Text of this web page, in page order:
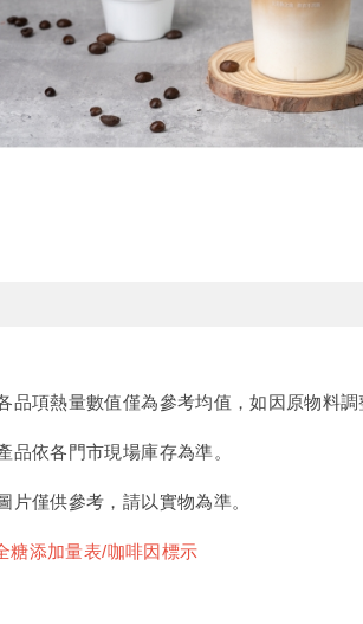
品項熱量數值僅為參考均值，如因原物料
品依各門市現場庫存為準。
片僅供參考，請以實物為準。
糖添加量表/咖啡因標示